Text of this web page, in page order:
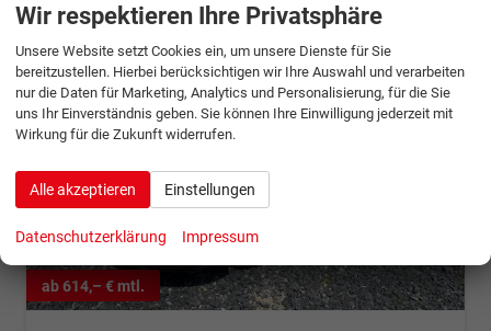
ab 614,– € mtl.
Wir respektieren Ihre Privatsphäre
Unsere Website setzt Cookies ein, um unsere Dienste für Sie
bereitzustellen. Hierbei berücksichtigen wir Ihre Auswahl und verarbeiten
nur die Daten für Marketing, Analytics und Personalisierung, für die Sie
uns Ihr Einverständnis geben. Sie können Ihre Einwilligung jederzeit mit
Wirkung für die Zukunft widerrufen.
Alle akzeptieren Einstellungen
Datenschutzerklärung Impressum